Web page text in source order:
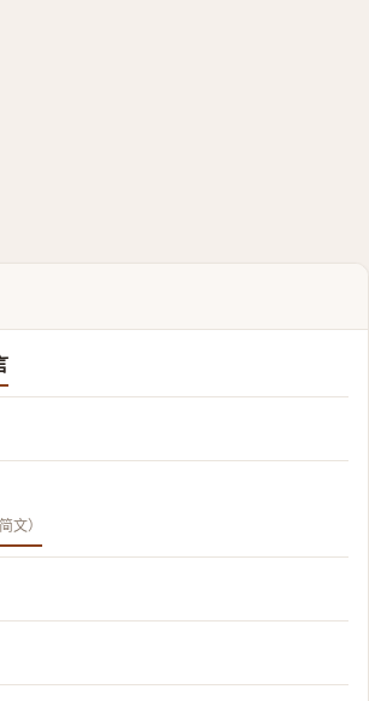
文）